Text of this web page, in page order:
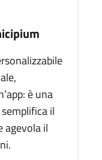
è una
il
agevola il